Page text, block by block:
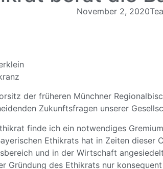
November 2, 2020
der früheren Münchner
Zukunftsfragen unserer
finde ich ein notwendiges
Ethikrats hat in Zeiten
und in der Wirtschaft
Gründung des Ethikrats nur